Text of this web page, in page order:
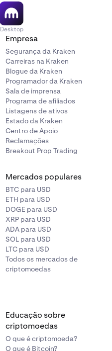
Desktop
Empresa
Segurança da Kraken
Carreiras na Kraken
Blogue da Kraken
Programador da Kraken
Sala de imprensa
Programa de afiliados
Listagens de ativos
Estado da Kraken
Centro de Apoio
Reclamações
Breakout Prop Trading
Mercados populares
BTC para USD
ETH para USD
DOGE para USD
XRP para USD
ADA para USD
SOL para USD
LTC para USD
Todos os mercados de
criptomoedas
Educação sobre
criptomoedas
O que é criptomoeda?
O que é Bitcoin?